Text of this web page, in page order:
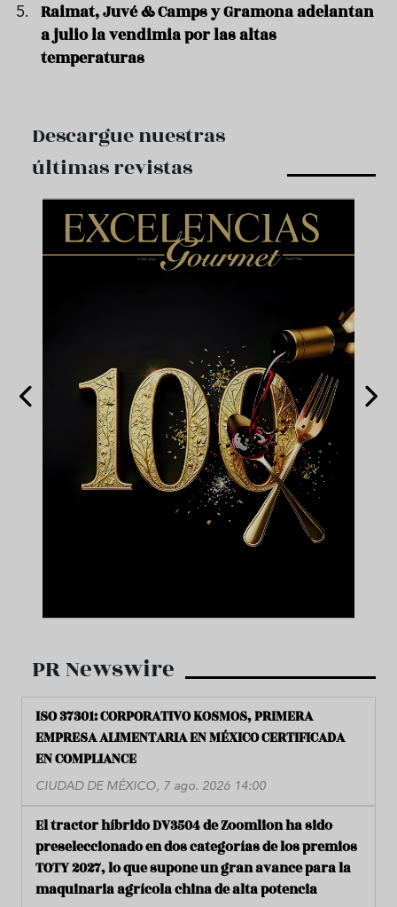
Raimat, Juvé & Camps y Gramona adelantan
a julio la vendimia por las altas
temperaturas
Descargue nuestras
últimas revistas
PR Newswire
ISO 37301: CORPORATIVO KOSMOS, PRIMERA
EMPRESA ALIMENTARIA EN MÉXICO CERTIFICADA
EN COMPLIANCE
CIUDAD DE MÉXICO, 7 ago. 2026 14:00
El tractor híbrido DV3504 de Zoomlion ha sido
preseleccionado en dos categorías de los premios
TOTY 2027, lo que supone un gran avance para la
maquinaria agrícola china de alta potencia